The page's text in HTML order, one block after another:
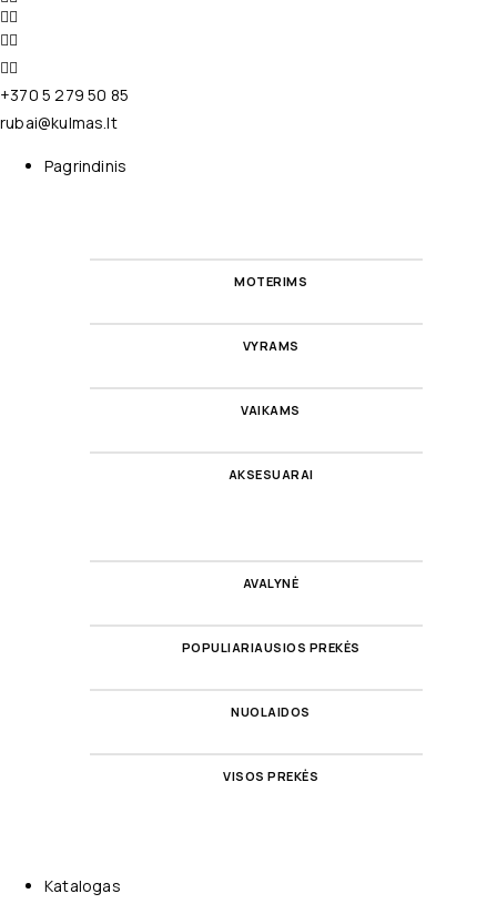
+370 5 279 50 85
rubai@kulmas.lt
Pagrindinis
MOTERIMS
VYRAMS
VAIKAMS
AKSESUARAI
AVALYNĖ
POPULIARIAUSIOS PREKĖS
NUOLAIDOS
VISOS PREKĖS
Katalogas